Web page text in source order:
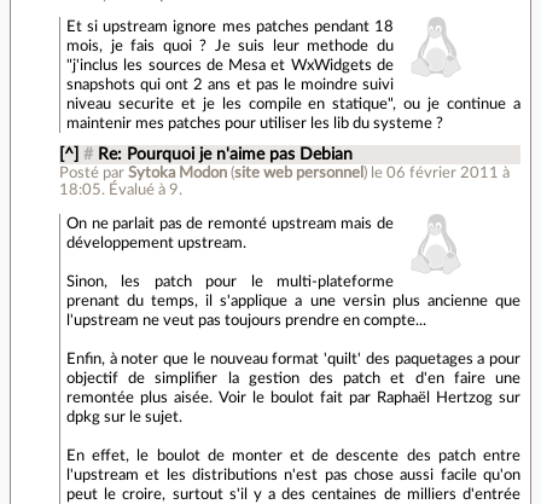
Et si upstream ignore mes patches pendant 18
mois, je fais quoi ? Je suis leur methode du
"j'inclus les sources de Mesa et WxWidgets de
snapshots qui ont 2 ans et pas le moindre suivi
niveau securite et je les compile en statique", ou je continue a
maintenir mes patches pour utiliser les lib du systeme ?
[^] # Re: Pourquoi je n'aime pas Debian
Posté par Sytoka Modon(site web personnel ) le 06 février 2011 à
18:05.Évalué à 9.
On ne parlait pas de remonté upstream mais de
développement upstream.
Sinon, les patch pour le multi-plateforme
prenant du temps, il s'applique a une versin plus ancienne que
l'upstream ne veut pas toujours prendre en compte...
Enfin, à noter que le nouveau format 'quilt' des paquetages a pour
objectif de simplifier la gestion des patch et d'en faire une
remontée plus aisée. Voir le boulot fait par Raphaël Hertzog sur
dpkg sur le sujet.
En effet, le boulot de monter et de descente des patch entre
l'upstream et les distributions n'est pas chose aussi facile qu'on
peut le croire, surtout s'il y a des centaines de milliers d'entrée